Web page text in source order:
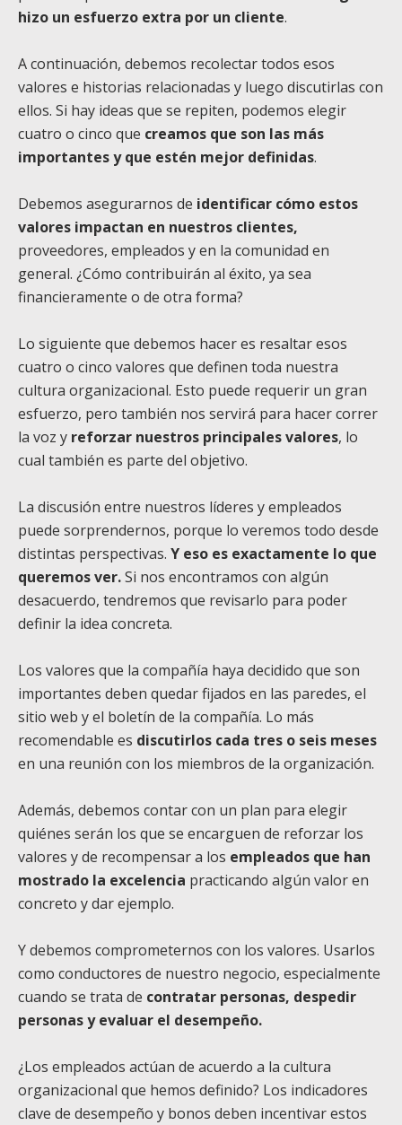
hizo un esfuerzo extra por un cliente.
A continuación, debemos recolectar todos esos
valores e historias relacionadas y luego discutirlas con
ellos. Si hay ideas que se repiten, podemos elegir
cuatro o cinco que creamos que son las más
importantes y que estén mejor definidas.
Debemos asegurarnos de identificar cómo estos
valores impactan en nuestros clientes,
proveedores, empleados y en la comunidad en
general. ¿Cómo contribuirán al éxito, ya sea
financieramente o de otra forma?
Lo siguiente que debemos hacer es resaltar esos
cuatro o cinco valores que definen toda nuestra
cultura organizacional. Esto puede requerir un gran
esfuerzo, pero también nos servirá para hacer correr
la voz y reforzar nuestros principales valores, lo
cual también es parte del objetivo.
La discusión entre nuestros líderes y empleados
puede sorprendernos, porque lo veremos todo desde
distintas perspectivas. Y eso es exactamente lo que
queremos ver.Si nos encontramos con algún
desacuerdo, tendremos que revisarlo para poder
definir la idea concreta.
Los valores que la compañía haya decidido que son
importantes deben quedar fijados en las paredes, el
sitio web y el boletín de la compañía. Lo más
recomendable es discutirlos cada tres o seis meses
en una reunión con los miembros de la organización.
Además, debemos contar con un plan para elegir
quiénes serán los que se encarguen de reforzar los
valores y de recompensar a los empleados que han
mostrado la excelencia practicando algún valor en
concreto y dar ejemplo.
Y debemos comprometernos con los valores. Usarlos
como conductores de nuestro negocio, especialmente
cuando se trata de contratar personas, despedir
personas y evaluar el desempeño.
¿Los empleados actúan de acuerdo a la cultura
organizacional que hemos definido? Los indicadores
clave de desempeño y bonos deben incentivar estos